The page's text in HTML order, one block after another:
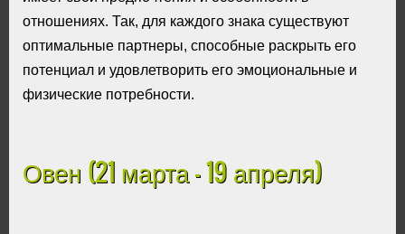
отношениях. Так, для каждого знака существуют
оптимальные партнеры, способные раскрыть его
потенциал и удовлетворить его эмоциональные и
физические потребности.
Овен (21 марта - 19 апреля)